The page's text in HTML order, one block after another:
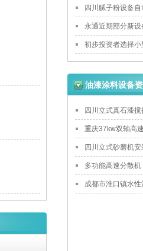
四川腻子粉设备
永通近期部分新设
初步投资者选择
油漆涂料设备
四川立式真石漆
重庆37kw双轴高
四川立式砂磨机
多功能高速分散机
成都市淮口镇水